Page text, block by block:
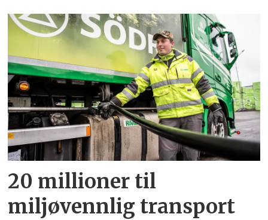
20 millioner til
miljøvennlig transport